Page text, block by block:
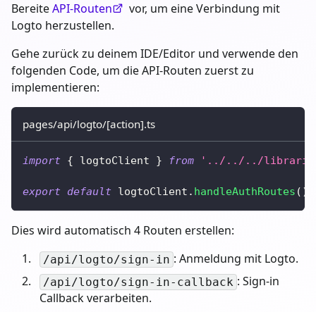
BereiteAPI-Routen
vor, um eine Verbindung mit
Logto herzustellen.
Gehe zurück zu deinem IDE/Editor und verwende den
folgenden Code, um die API-Routen zuerst zu
implementieren:
pages/api/logto/[action].ts
import { logtoClient } from '../../../
export default logtoClient . handleAuthRoutes ( )
Dies wird automatisch 4 Routen erstellen:
/api/logto/sign-in : Anmeldung mit Logto.
/api/logto/sign-in-callback : Sign-in
Callback verarbeiten.